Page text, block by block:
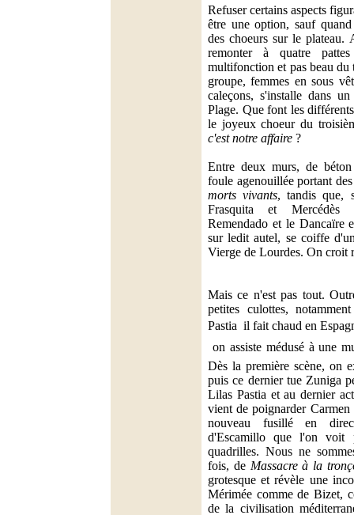
Refuser certains aspects
être une option, sauf
des choeurs sur le
remonter à quatre
multifonction et pas beau du
groupe, femmes en sous
caleçons, s'installe dans
Plage. Que font les
le joyeux choeur du
c'est notre affaire ?
Entre deux murs, de
foule agenouillée portant
morts vivants, tandis que,
Frasquita et
Remendado et le Dancaïre
sur ledit autel, se coiffe
Vierge de Lourdes. On croit
Mais ce n'est pas tout.
petites culottes,
Pastia  il fait chaud en
 on assiste médusé à une
Dès la première scène, on
puis ce dernier tue Zuniga
Lilas Pastia et au dernier
vient de poignarder
nouveau fusillé en
d'Escamillo que l'on voit
quadrilles. Nous ne
fois, de Massacre à la
grotesque et révèle une
Mérimée comme de Bizet,
de la civilisation